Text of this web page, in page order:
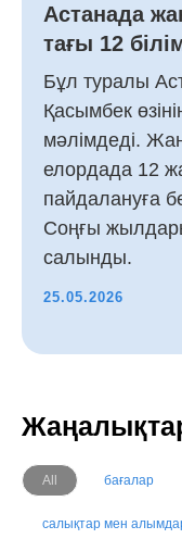
Астанада
тағы 12
Бұл туралы
Қасымбек
мәлімдеді.
елордада 12
пайдалануға
Соңғы
салынды.
25.05.2026
All бағалар
салықтар мен